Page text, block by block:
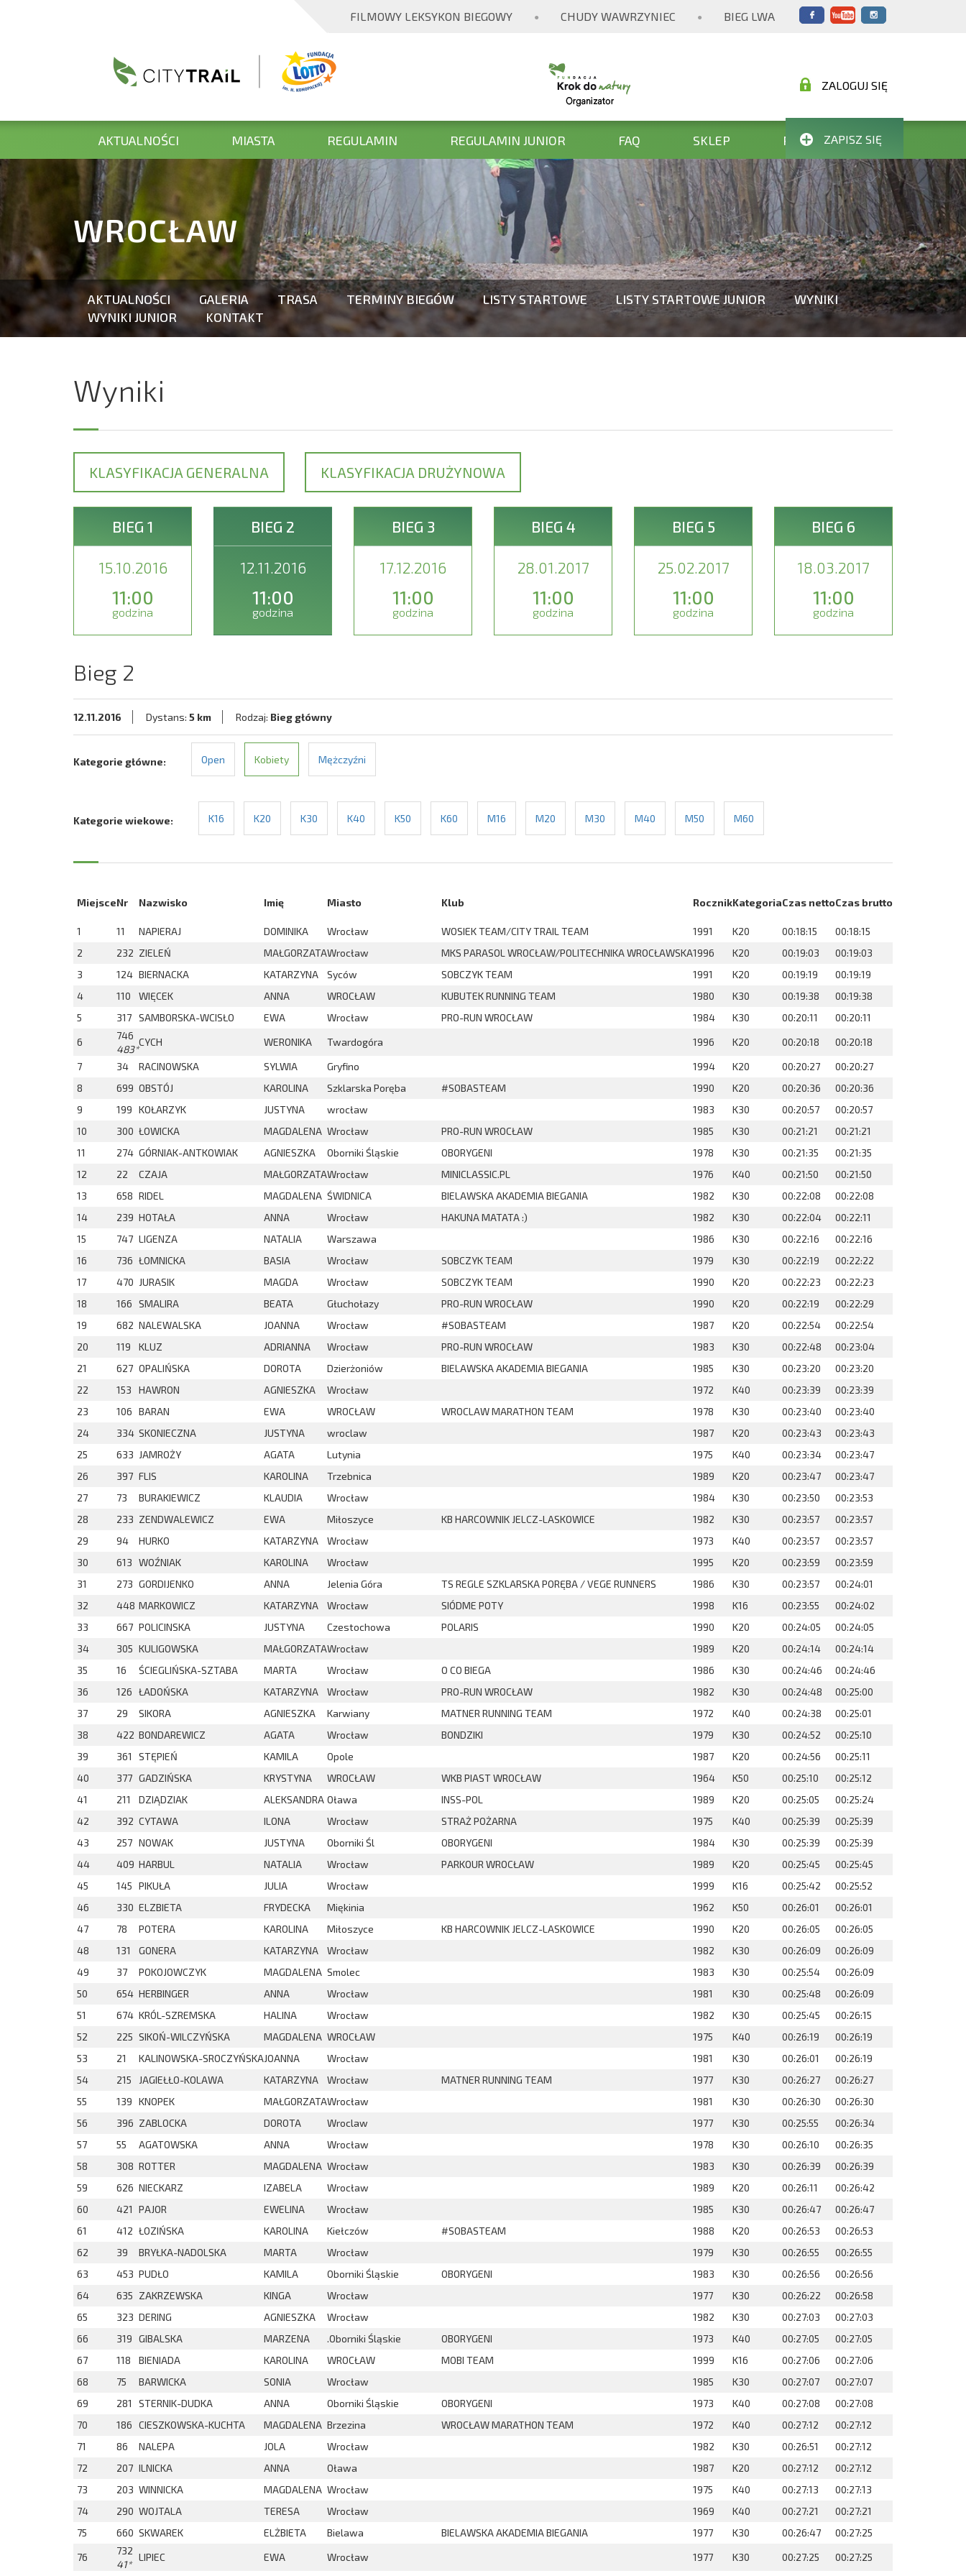
FILMOWY LEKSYKON BIEGOWY ● CHUDY WAWRZYNIEC ● BIEG LWA
AKTUALNOŚCI MIASTA REGULAMIN REGULAMIN JUNIOR FAQ SKLEP POMAGAMY
ZALOGUJ SIĘ
ZAPISZ SIĘ
WROCŁAW
AKTUALNOŚCI GALERIA TRASA TERMINY BIEGÓW LISTY STARTOWE LISTY STARTOWE JUNIOR
WYNIKI
WYNIKI JUNIOR
KONTAKT
Wyniki
KLASYFIKACJA GENERALNA KLASYFIKACJA DRUŻYNOWA
BIEG 1
15.10.2016
11:00
godzina
BIEG 2
12.11.2016
11:00
godzina
BIEG 3
17.12.2016
11:00
godzina
BIEG 4
28.01.2017
11:00
godzina
BIEG 5
25.02.2017
11:00
godzina
BIEG 6
18.03.2017
11:00
godzina
Bieg 2
12.11.2016 Dystans: 5 km Rodzaj: Bieg główny
Kategorie główne: Open Kobiety Mężczyźni
Kategorie wiekowe: K16 K20 K30 K40 K50 K60 M16 M20 M30 M40 M50 M60
MiejsceNr Nazwisko Imię Miasto Klub RocznikKategoriaCzas nettoCzas brutto
1 11 NAPIERAJ DOMINIKA Wrocław WOSIEK TEAM/CITY TRAIL TEAM 1991 K20 00:18:15
00:18:15
2
232 ZIELEŃ MAŁGORZATAWrocław MKS PARASOL WROCŁAW/POLITECHNIKA WROCŁAWSKA1996 K20 00:19:03
00:19:03
3
124 BIERNACKA KATARZYNA Syców SOBCZYK TEAM 1991 K20 00:19:19
00:19:19
4
110 WIĘCEK ANNA WROCŁAW KUBUTEK RUNNING TEAM 1980 K30 00:19:38
00:19:38
5
317 SAMBORSKA-WCISŁO EWA Wrocław PRO-RUN WROCŁAW 1984 K30 00:20:11
00:20:11
6
746
483*
CYCH WERONIKA Twardogóra 1996 K20 00:20:18
00:20:18
7
34 RACINOWSKA SYLWIA Gryfino 1994 K20 00:20:27
00:20:27
8
699 OBSTÓJ KAROLINA Szklarska Poręba #SOBASTEAM 1990 K20 00:20:36
00:20:36
9
199 KOŁARZYK JUSTYNA wrocław 1983 K30 00:20:57
00:20:57
10
300 ŁOWICKA MAGDALENA Wrocław PRO-RUN WROCŁAW 1985 K30 00:21:21
00:21:21
11
274 GÓRNIAK-ANTKOWIAK AGNIESZKA Oborniki Śląskie OBORYGENI 1978 K30 00:21:35
00:21:35
12
22 CZAJA MAŁGORZATAWrocław MINICLASSIC.PL 1976 K40 00:21:50
00:21:50
13
658 RIDEL MAGDALENA ŚWIDNICA BIELAWSKA AKADEMIA BIEGANIA 1982 K30 00:22:08
00:22:08
14
239 HOTAŁA ANNA Wrocław HAKUNA MATATA :) 1982 K30 00:22:04
00:22:11
15
747 LIGENZA NATALIA Warszawa 1986 K30 00:22:16
00:22:16
16
736 ŁOMNICKA BASIA Wrocław SOBCZYK TEAM 1979 K30 00:22:19
00:22:22
17
470 JURASIK MAGDA Wrocław SOBCZYK TEAM 1990 K20 00:22:23
00:22:23
18
166 SMALIRA BEATA Głuchołazy PRO-RUN WROCŁAW 1990 K20 00:22:19
00:22:29
19
682 NALEWALSKA JOANNA Wrocław #SOBASTEAM 1987 K20 00:22:54
00:22:54
20
119 KLUZ ADRIANNA Wrocław PRO-RUN WROCŁAW 1983 K30 00:22:48
00:23:04
21
627 OPALIŃSKA DOROTA Dzierżoniów BIELAWSKA AKADEMIA BIEGANIA 1985 K30 00:23:20
00:23:20
22
153 HAWRON AGNIESZKA Wrocław 1972 K40 00:23:39
00:23:39
23
106 BARAN EWA WROCŁAW WROCLAW MARATHON TEAM 1978 K30 00:23:40
00:23:40
24
334 SKONIECZNA JUSTYNA wroclaw 1987 K20 00:23:43
00:23:43
25
633 JAMROŻY AGATA Lutynia 1975 K40 00:23:34
00:23:47
26
397 FLIS KAROLINA Trzebnica 1989 K20 00:23:47
00:23:47
27
73 BURAKIEWICZ KLAUDIA Wrocław 1984 K30 00:23:50
00:23:53
28
233 ZENDWALEWICZ EWA Miłoszyce KB HARCOWNIK JELCZ-LASKOWICE 1982 K30 00:23:57
00:23:57
29
94 HURKO KATARZYNA Wrocław 1973 K40 00:23:57
00:23:57
30
613 WOŹNIAK KAROLINA Wrocław 1995 K20 00:23:59
00:23:59
31
273 GORDIJENKO ANNA Jelenia Góra TS REGLE SZKLARSKA PORĘBA / VEGE RUNNERS 1986 K30 00:23:57
00:24:01
32
448 MARKOWICZ KATARZYNA Wrocław SIÓDME POTY 1998 K16 00:23:55
00:24:02
33
667 POLICINSKA JUSTYNA Czestochowa POLARIS 1990 K20 00:24:05
00:24:05
34
305 KULIGOWSKA MAŁGORZATAWrocław 1989 K20 00:24:14
00:24:14
35
16 ŚCIEGLIŃSKA-SZTABA MARTA Wrocław O CO BIEGA 1986 K30 00:24:46
00:24:46
36
126 ŁADOŃSKA KATARZYNA Wrocław PRO-RUN WROCŁAW 1982 K30 00:24:48
00:25:00
37
29 SIKORA AGNIESZKA Karwiany MATNER RUNNING TEAM 1972 K40 00:24:38
00:25:01
38
422 BONDAREWICZ AGATA Wrocław BONDZIKI 1979 K30 00:24:52
00:25:10
39
361 STĘPIEŃ KAMILA Opole 1987 K20 00:24:56
00:25:11
40
377 GADZIŃSKA KRYSTYNA WROCŁAW WKB PIAST WROCŁAW 1964 K50 00:25:10
00:25:12
41
211 DZIĄDZIAK ALEKSANDRA Oława INSS-POL 1989 K20 00:25:05
00:25:24
42
392 CYTAWA ILONA Wrocław STRAŻ POŻARNA 1975 K40 00:25:39
00:25:39
43
257 NOWAK JUSTYNA Oborniki Śl OBORYGENI 1984 K30 00:25:39
00:25:39
44
409 HARBUL NATALIA Wrocław PARKOUR WROCŁAW 1989 K20 00:25:45
00:25:45
45
145 PIKUŁA JULIA Wrocław 1999 K16 00:25:42
00:25:52
46
330 ELZBIETA FRYDECKA Miękinia 1962 K50 00:26:01
00:26:01
47
78 POTERA KAROLINA Miłoszyce KB HARCOWNIK JELCZ-LASKOWICE 1990 K20 00:26:05
00:26:05
48
131 GONERA KATARZYNA Wrocław 1982 K30 00:26:09
00:26:09
49
37 POKOJOWCZYK MAGDALENA Smolec 1983 K30 00:25:54
00:26:09
50
654 HERBINGER ANNA Wrocław 1981 K30 00:25:48
00:26:09
51
674 KRÓL-SZREMSKA HALINA Wrocław 1982 K30 00:25:45
00:26:15
52
225 SIKOŃ-WILCZYŃSKA MAGDALENA WROCŁAW 1975 K40 00:26:19
00:26:19
53
21 KALINOWSKA-SROCZYŃSKAJOANNA Wrocław 1981 K30 00:26:01
00:26:19
54
215 JAGIEŁŁO-KOLAWA KATARZYNA Wrocław MATNER RUNNING TEAM 1977 K30 00:26:27
00:26:27
55
139 KNOPEK MAŁGORZATAWrocław 1981 K30 00:26:30
00:26:30
56
396 ZABLOCKA DOROTA Wroclaw 1977 K30 00:25:55
00:26:34
57
55 AGATOWSKA ANNA Wrocław 1978 K30 00:26:10
00:26:35
58
308 ROTTER MAGDALENA Wrocław 1983 K30 00:26:39
00:26:39
59
626 NIECKARZ IZABELA Wrocław 1989 K20 00:26:11
00:26:42
60
421 PAJOR EWELINA Wrocław 1985 K30 00:26:47
00:26:47
61
412 ŁOZIŃSKA KAROLINA Kiełczów #SOBASTEAM 1988 K20 00:26:53
00:26:53
62
39 BRYŁKA-NADOLSKA MARTA Wrocław 1979 K30 00:26:55
00:26:55
63
453 PUDŁO KAMILA Oborniki Śląskie OBORYGENI 1983 K30 00:26:56
00:26:56
64
635 ZAKRZEWSKA KINGA Wrocław 1977 K30 00:26:22
00:26:58
65
323 DERING AGNIESZKA Wrocław 1982 K30 00:27:03
00:27:03
66
319 GIBALSKA MARZENA .Oborniki Śląskie OBORYGENI 1973 K40 00:27:05
00:27:05
67
118 BIENIADA KAROLINA WROCŁAW MOBI TEAM 1999 K16 00:27:06
00:27:06
68
75 BARWICKA SONIA Wrocław 1985 K30 00:27:07
00:27:07
69
281 STERNIK-DUDKA ANNA Oborniki Śląskie OBORYGENI 1973 K40 00:27:08
00:27:08
70
186 CIESZKOWSKA-KUCHTA MAGDALENA Brzezina WROCŁAW MARATHON TEAM 1972 K40 00:27:12
00:27:12
71
86 NALEPA JOLA Wrocław 1982 K30 00:26:51
00:27:12
72
207 ILNICKA ANNA Oława 1987 K20 00:27:12
00:27:12
73
203 WINNICKA MAGDALENA Wrocław 1975 K40 00:27:13
00:27:13
74
290 WOJTALA TERESA Wrocław 1969 K40 00:27:21
00:27:21
75
660 SKWAREK ELŻBIETA Bielawa BIELAWSKA AKADEMIA BIEGANIA 1977 K30 00:26:47
00:27:25
76
732
41*
LIPIEC EWA Wrocław 1977 K30 00:27:25
00:27:25